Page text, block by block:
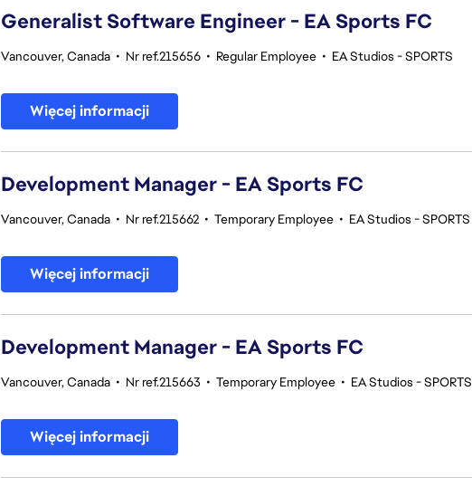
Generalist Software Engineer - EA Sports FC
Vancouver, Canada • Nr ref.215656 • Regular Employee • EA Studios - SPORTS
Więcej informacji
Development Manager - EA Sports FC
Vancouver, Canada • Nr ref.215662 • Temporary Employee • EA Studios - SPORTS
Więcej informacji
Development Manager - EA Sports FC
Vancouver, Canada • Nr ref.215663 • Temporary Employee • EA Studios - SPORTS
Więcej informacji